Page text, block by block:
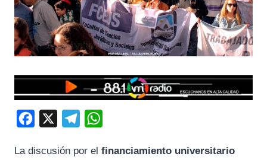
c
l
a
La discusión por el financiamiento universitario